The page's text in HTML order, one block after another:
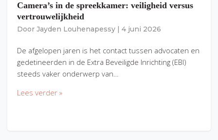
Camera’s in de spreekkamer: veiligheid versus
vertrouwelijkheid
Door Jayden Louhenapessy 4 juni 2026
De afgelopen jaren is het contact tussen advocaten en
gedetineerden in de Extra Beveiligde Inrichting (EBI)
steeds vaker onderwerp van…
Lees verder »